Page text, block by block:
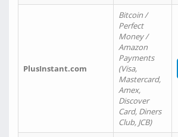
PlusInstant.com
Bitcoin /
Perfect
Money /
Amazon
Payments
(Visa,
Mastercard,
Amex,
Discover
Card, Diners
Club, JCB)